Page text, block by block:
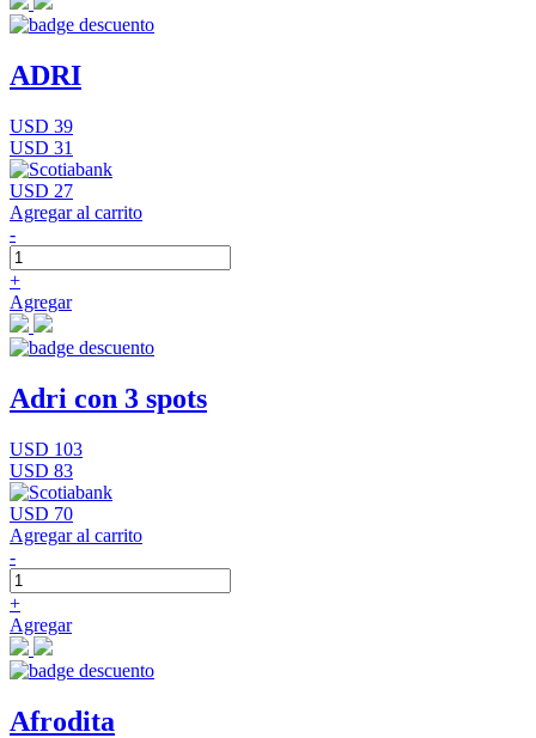
ADRI
USD 39
USD 31
USD 27
Agregar al carrito
-
+
Agregar
Adri con 3 spots
USD 103
USD 83
USD 70
Agregar al carrito
-
+
Agregar
Afrodita